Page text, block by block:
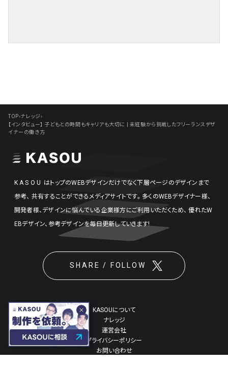
TOP›ナレッジ›
【インタビュー】 子どもとの時間もキャリアも大切に | 未経験から挑戦したフリーランスデザ
イナーの働き方
KASOU はトップのWEBデザインだけでなく下層ページのデザインまで
参考、 共有することができるメディアサイトです。 多くのWEBデザイナー様、
開発者様、デザインに悩んでいる企業様方にご利用いただくため、 優れたW
EBデザイン、参考デザインを毎日更新していきます!
SHARE / FOLLOW
KASOUについて
ナレッジ
運営会社
プライバシーポリシー
お問い合わせ